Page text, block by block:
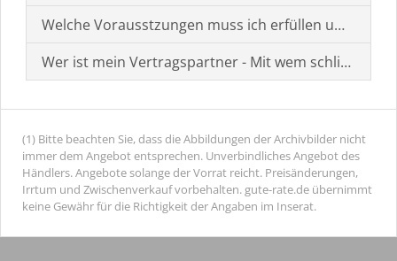
Welche Vorausstzungen muss ich erfüllen um einen
Wer ist mein Vertragspartner - Mit wem schließe ich
(1) Bitte beachten Sie, dass die Abbildungen der Archivbilder nicht
immer dem Angebot entsprechen. Unverbindliches Angebot des
Händlers. Angebote solange der Vorrat reicht. Preisänderungen,
Irrtum und Zwischenverkauf vorbehalten. gute-rate.de übernimmt
keine Gewähr für die Richtigkeit der Angaben im Inserat.